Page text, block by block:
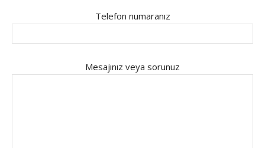
Telefon numaranız
Mesajınız veya sorunuz